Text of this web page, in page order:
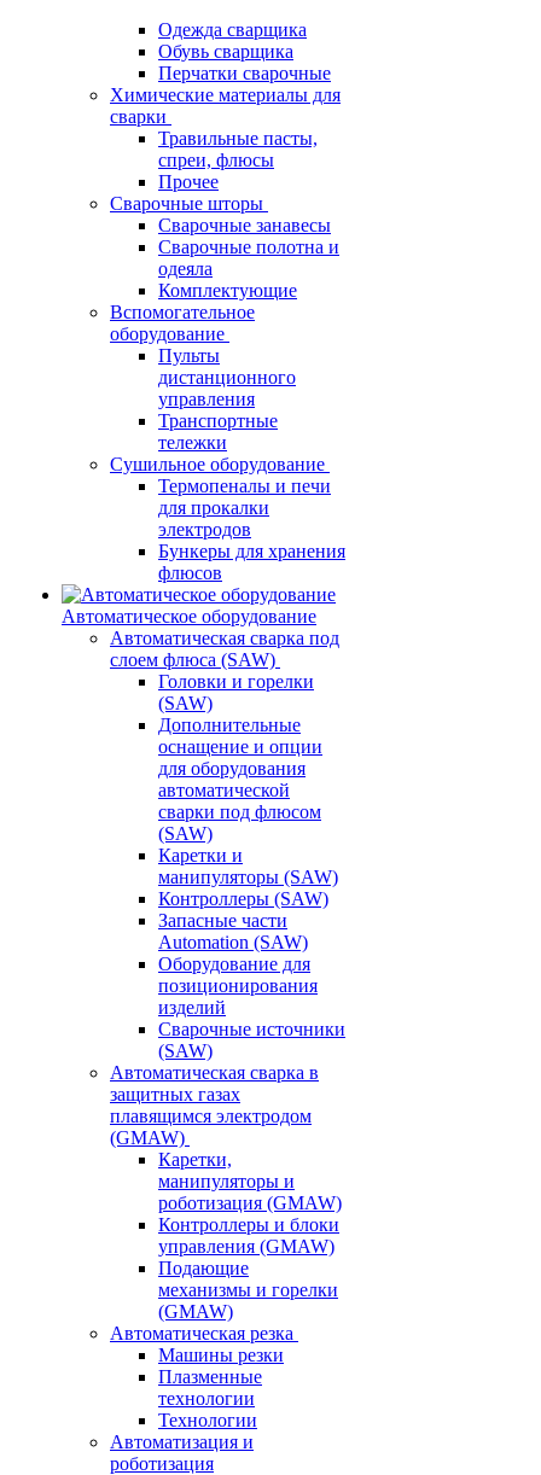
Одежда сварщика
Обувь сварщика
Перчатки сварочные
Химические материалы для
сварки
Травильные пасты,
спреи, флюсы
Прочее
Сварочные шторы
Сварочные занавесы
Сварочные полотна и
одеяла
Комплектующие
Вспомогательное
оборудование
Пульты
дистанционного
управления
Транспортные
тележки
Сушильное оборудование
Термопеналы и печи
для прокалки
электродов
Бункеры для хранения
флюсов
Автоматическое оборудование
Автоматическая сварка под
слоем флюса (SAW)
Головки и горелки
(SAW)
Дополнительные
оснащение и опции
для оборудования
автоматической
сварки под флюсом
(SAW)
Каретки и
манипуляторы (SAW)
Контроллеры (SAW)
Запасные части
Automation (SAW)
Оборудование для
позиционирования
изделий
Сварочные источники
(SAW)
Автоматическая сварка в
защитных газах
плавящимся электродом
(GMAW)
Каретки,
манипуляторы и
роботизация (GMAW)
Контроллеры и блоки
управления (GMAW)
Подающие
механизмы и горелки
(GMAW)
Автоматическая резка
Машины резки
Плазменные
технологии
Технологии
Автоматизация и
роботизация